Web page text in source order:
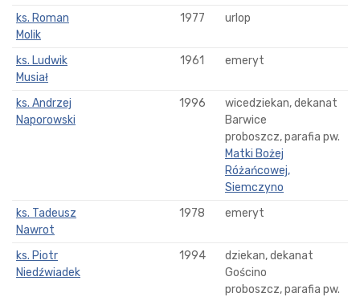
ks. Roman
Molik
1977 urlop
ks. Ludwik
Musiał
1961 emeryt
ks. Andrzej
Naporowski
1996
wicedziekan, dekanat
Barwice
proboszcz, parafia pw.
Matki Bożej
Różańcowej,
Siemczyno
ks. Tadeusz
Nawrot
1978 emeryt
ks. Piotr
Niedźwiadek
1994
dziekan, dekanat
Gościno
proboszcz, parafia pw.